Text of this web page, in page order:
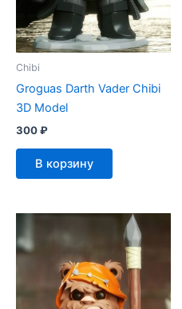
Chibi
Groguas Darth Vader Chibi
3D Model
300₽
В корзину